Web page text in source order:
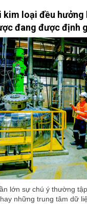
kim loại đều hưởng
đang được định
lớn sự chú ý thường
những trung tâm dữ